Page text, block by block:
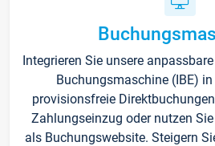
Integrieren Sie unsere
Buchungsmaschine (IBE)
provisionsfreie
Zahlungseinzug oder nutzen
als Buchungswebsite. Steigern